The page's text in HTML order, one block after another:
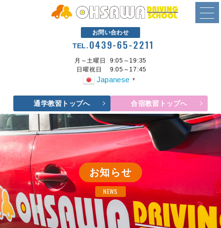
お問い合わせ
TEL. 0439-65-2211
月～土曜日
9:05～19:35
日曜祝日
9:05～17:45
Japanese ▼
通学教習トップへ 合宿教習トップへ
お知らせ
NEWS